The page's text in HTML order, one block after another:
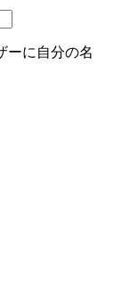
ーに自分の名